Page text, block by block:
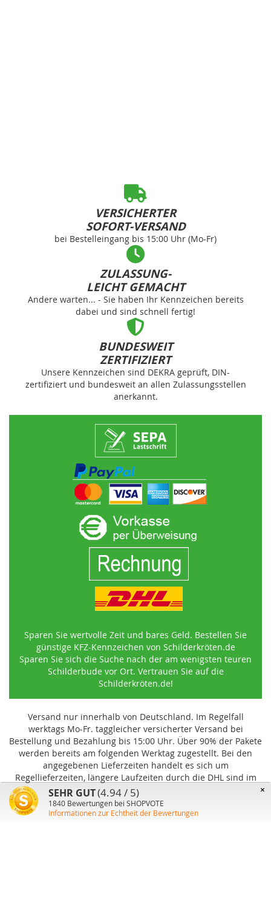
VERSICHERTER
SOFORT-VERSAND
bei Bestelleingang bis 15:00 Uhr (Mo-Fr)
ZULASSUNG-
LEICHT GEMACHT
Andere warten... - Sie haben Ihr Kennzeichen bereits
dabei und sind schnell fertig!
BUNDESWEIT
ZERTIFIZIERT
Unsere Kennzeichen sind DEKRA geprüft, DIN-
zertifiziert und bundesweit an allen Zulassungsstellen
anerkannt.
Sparen Sie wertvolle Zeit und bares Geld. Bestellen Sie
günstige KFZ-Kennzeichen von Schilderkröten.de
Sparen Sie sich die Suche nach der am wenigsten teuren
Schilderbude vor Ort. Vertrauen Sie auf die
Schilderkröten.de!
Versand nur innerhalb von Deutschland. Im Regelfall
werktags Mo-Fr. taggleicher versicherter Versand bei
Bestellung und Bezahlung bis 15:00 Uhr. Über 90% der Pakete
werden bereits am folgenden Werktag zugestellt. Bei den
angegebenen Lieferzeiten handelt es sich um
Regellieferzeiten, längere Laufzeiten durch die DHL sind im
Einzelfall möglich und können von uns nicht beeinflusst
werden.
×
SEHR GUT(4.94 / 5)
1840 Bewertungen bei SHOPVOTE
Informationen zur Echtheit der Bewertungen